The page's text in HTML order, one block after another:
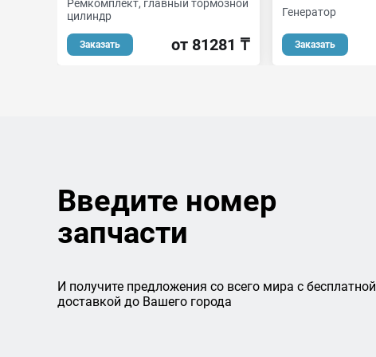
Ремкомплект, главный тормозной
цилиндр
Заказать от 81281 ₸
Генератор
Заказать
Введите номер
запчасти
И получите предложения со всего мира с бесплатной
доставкой до Вашего города